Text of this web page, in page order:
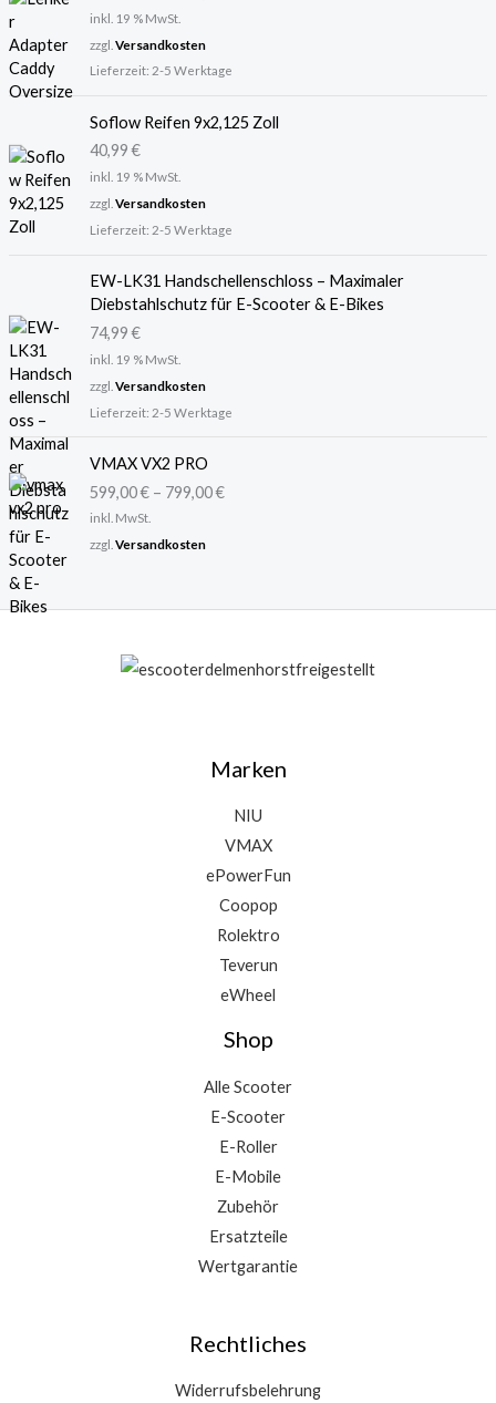
r
ü
h
e
P
r
w
a
:
3
e
i
s
inkl. 19 % MwSt.
zzgl. Versandkosten
Lieferzeit: 2-5 Werktage
Soflow Reifen 9x2,125 Zoll
40,99€
inkl. 19 % MwSt.
zzgl. Versandkosten
Lieferzeit: 2-5 Werktage
EW-LK31 Handschellenschloss – Maximaler
Diebstahlschutz für E-Scooter & E-Bikes
74,99€
inkl. 19 % MwSt.
zzgl. Versandkosten
Lieferzeit: 2-5 Werktage
VMAX VX2 PRO
599,00€– 799,00€
inkl. MwSt.
zzgl. Versandkosten
Marken
NIU
VMAX
ePowerFun
Coopop
Rolektro
Teverun
eWheel
Shop
Alle Scooter
E-Scooter
E-Roller
E-Mobile
Zubehör
Ersatzteile
Wertgarantie
Rechtliches
Widerrufsbelehrung